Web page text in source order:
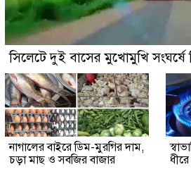
সিলেটে দুই বাসের মুখোমুখি সংঘর্ষে
নাগালের বাইরে ডিম-মুরগির দাম,
চড়া মাছ ও সবজির বাজার